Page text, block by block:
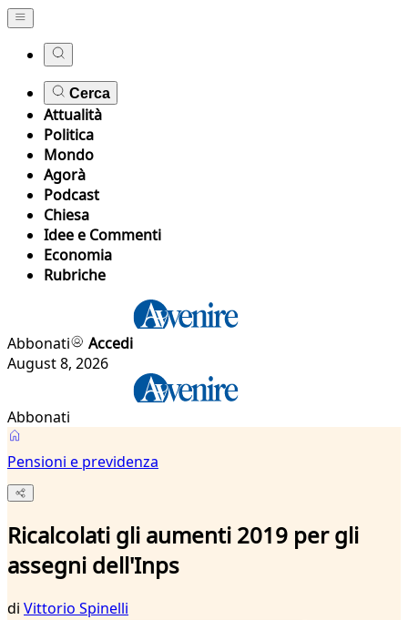
Cerca
Attualità
Politica
Mondo
Agorà
Podcast
Chiesa
Idee e Commenti
Economia
Rubriche
Abbonati
Accedi
August 8, 2026
Abbonati
Pensioni e previdenza
Ricalcolati gli aumenti 2019 per gli
assegni dell'Inps
di Vittorio Spinelli